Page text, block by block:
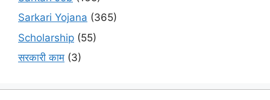
Sarkari Yojana (365)
Scholarship (55)
सरकारी काम (3)